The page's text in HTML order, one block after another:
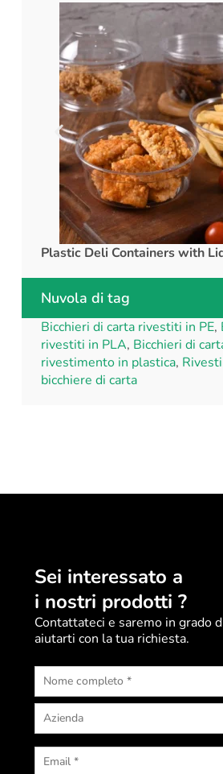
Plastic Deli Containers with
Nuvola di tag
Bicchieri di carta rivestiti in PE,
rivestiti in PLA, Bicchieri di
rivestimento in plastica,
bicchiere di carta
Sei interessato a
i nostri prodotti ?
Contattateci e saremo in grado
aiutarti con la tua richiesta.